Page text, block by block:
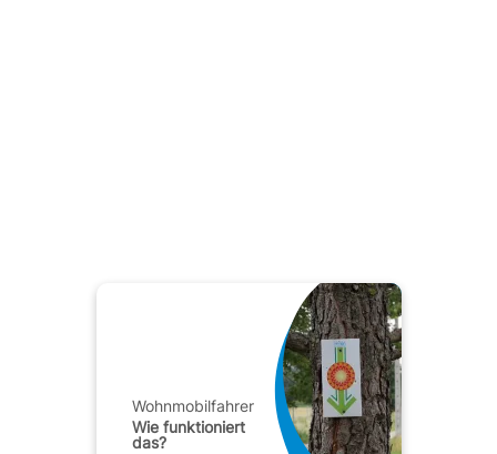
Wohnmobilfahrer
Wie funktioniert
das?